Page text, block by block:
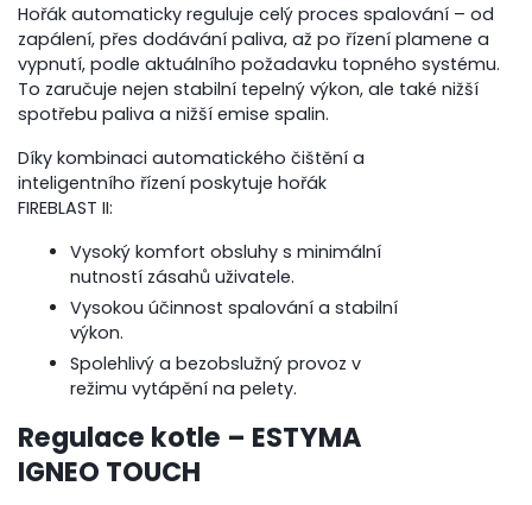
Hořák automaticky reguluje celý proces spalování – od
zapálení, přes dodávání paliva, až po řízení plamene a
vypnutí, podle aktuálního požadavku topného systému.
To zaručuje nejen stabilní tepelný výkon, ale také nižší
spotřebu paliva a nižší emise spalin.
Díky kombinaci automatického čištění a
inteligentního řízení poskytuje hořák
FIREBLAST II:
Vysoký komfort obsluhy s minimální
nutností zásahů uživatele.
Vysokou účinnost spalování a stabilní
výkon.
Spolehlivý a bezobslužný provoz v
režimu vytápění na pelety.
Regulace kotle – ESTYMA
IGNEO TOUCH